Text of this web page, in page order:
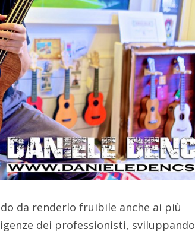
da renderlo fruibile anche ai più
dei professionisti,